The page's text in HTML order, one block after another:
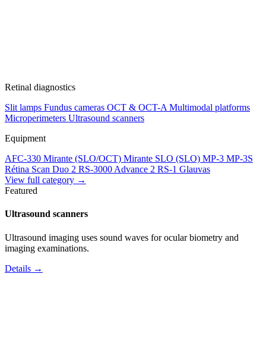
Retinal diagnostics
Slit lamps Fundus cameras OCT & OCT-A Multimodal platforms
Microperimeters Ultrasound scanners
Equipment
AFC-330 Mirante (SLO/OCT) Mirante SLO (SLO) MP-3 MP-3S
Rétina Scan Duo 2 RS-3000 Advance 2 RS-1 Glauvas
View full category →
Featured
Ultrasound scanners
Ultrasound imaging uses sound waves for ocular biometry and
imaging examinations.
Details →